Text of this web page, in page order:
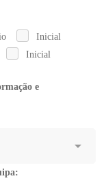
Inicial
Inicial
e